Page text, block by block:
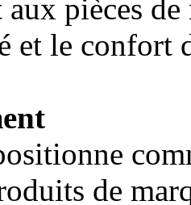
pièces
et le confort
de